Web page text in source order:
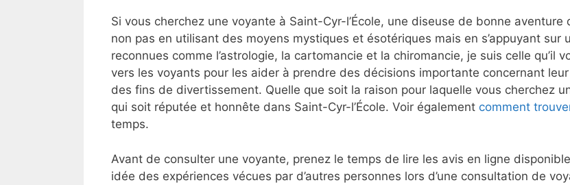
Si vous cherchez une voyante à Saint-Cyr-l’École, une diseuse de bonne aventure
non pas en utilisant des moyens mystiques et ésotériques mais en s’appuyant
reconnues comme l’astrologie, la cartomancie et la chiromancie, je suis celle qu’il
vers les voyants pour les aider à prendre des décisions importante concernant
des fins de divertissement. Quelle que soit la raison pour laquelle vous cherchez
qui soit réputée et honnête dans Saint-Cyr-l’École. Voir également comment
temps.
Avant de consulter une voyante, prenez le temps de lire les avis en ligne
idée des expériences vécues par d’autres personnes lors d’une consultation de